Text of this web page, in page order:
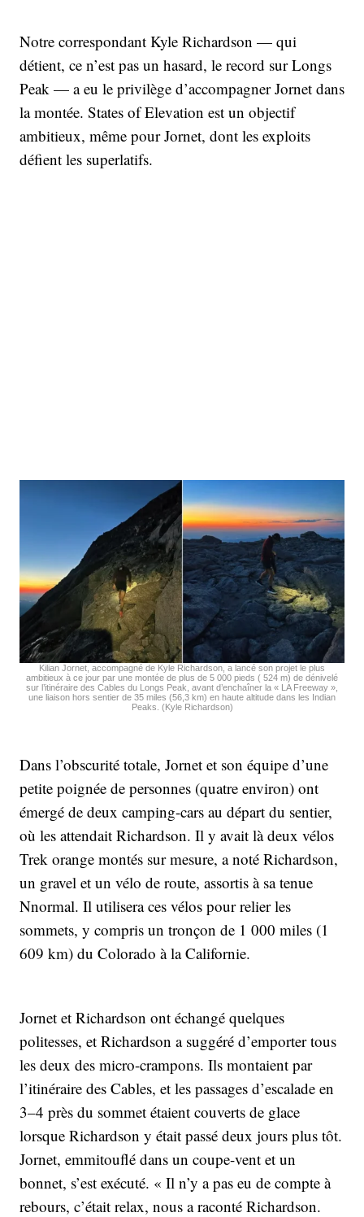
Notre correspondant Kyle Richardson — qui
détient, ce n’est pas un hasard, le record sur Longs
Peak — a eu le privilège d’accompagner Jornet dans
la montée. States of Elevation est un objectif
ambitieux, même pour Jornet, dont les exploits
défient les superlatifs.
Kilian Jornet, accompagné de Kyle Richardson, a lancé son projet le plus
ambitieux à ce jour par une montée de plus de 5 000 pieds ( 524 m) de dénivelé
sur l’itinéraire des Cables du Longs Peak, avant d’enchaîner la « LA Freeway »,
une liaison hors sentier de 35 miles (56,3 km) en haute altitude dans les Indian
Peaks. (Kyle Richardson)
Dans l’obscurité totale, Jornet et son équipe d’une
petite poignée de personnes (quatre environ) ont
émergé de deux camping-cars au départ du sentier,
où les attendait Richardson. Il y avait là deux vélos
Trek orange montés sur mesure, a noté Richardson,
un gravel et un vélo de route, assortis à sa tenue
Nnormal. Il utilisera ces vélos pour relier les
sommets, y compris un tronçon de 1 000 miles (1
609 km) du Colorado à la Californie.
Jornet et Richardson ont échangé quelques
politesses, et Richardson a suggéré d’emporter tous
les deux des micro-crampons. Ils montaient par
l’itinéraire des Cables, et les passages d’escalade en
3–4 près du sommet étaient couverts de glace
lorsque Richardson y était passé deux jours plus tôt.
Jornet, emmitouflé dans un coupe-vent et un
bonnet, s’est exécuté. « Il n’y a pas eu de compte à
rebours, c’était relax, nous a raconté Richardson.